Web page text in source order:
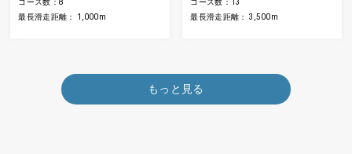
コース数：8
最長滑走距離： 1,000m
コース数：13
最長滑走距離： 3,500m
もっと見る